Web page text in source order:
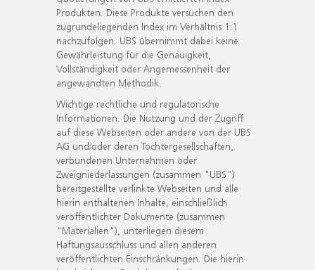
Produkten. Diese Produkte versuchen den
zugrundeliegenden Index im Verhältnis 1:1
nachzufolgen. UBS übernimmt dabei keine
Gewährleistung für die Genauigkeit,
Vollständigkeit oder Angemessenheit der
angewandten Methodik.
Wichtige rechtliche und regulatorische
Informationen. Die Nutzung und der Zugriff
auf diese Webseiten oder andere von der UBS
AG und/oder deren Tochtergesellschaften,
verbundenen Unternehmen oder
Zweigniederlassungen (zusammen "UBS")
bereitgestellte verlinkte Webseiten und alle
hierin enthaltenen Inhalte, einschließlich
veröffentlichter Dokumente (zusammen
"Materialien"), unterliegen diesem
Haftungsausschluss und allen anderen
veröffentlichten Einschränkungen. Die hierin